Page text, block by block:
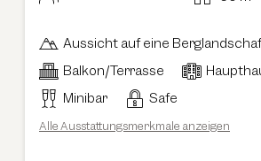
Aussicht auf eine
Balkon/Terrasse
Minibar
Safe
Alle Ausstattungsmerkmale anzeigen